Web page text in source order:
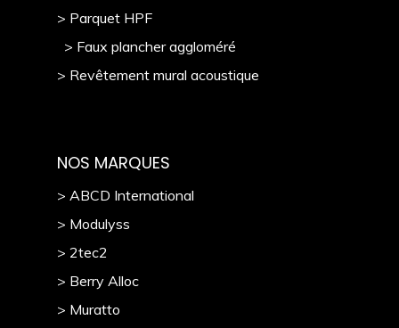
> Parquet HPF
> Faux plancher aggloméré
> Revêtement mural acoustique
NOS MARQUES
> ABCD International
> Modulyss
> 2tec2
> Berry Alloc
> Muratto